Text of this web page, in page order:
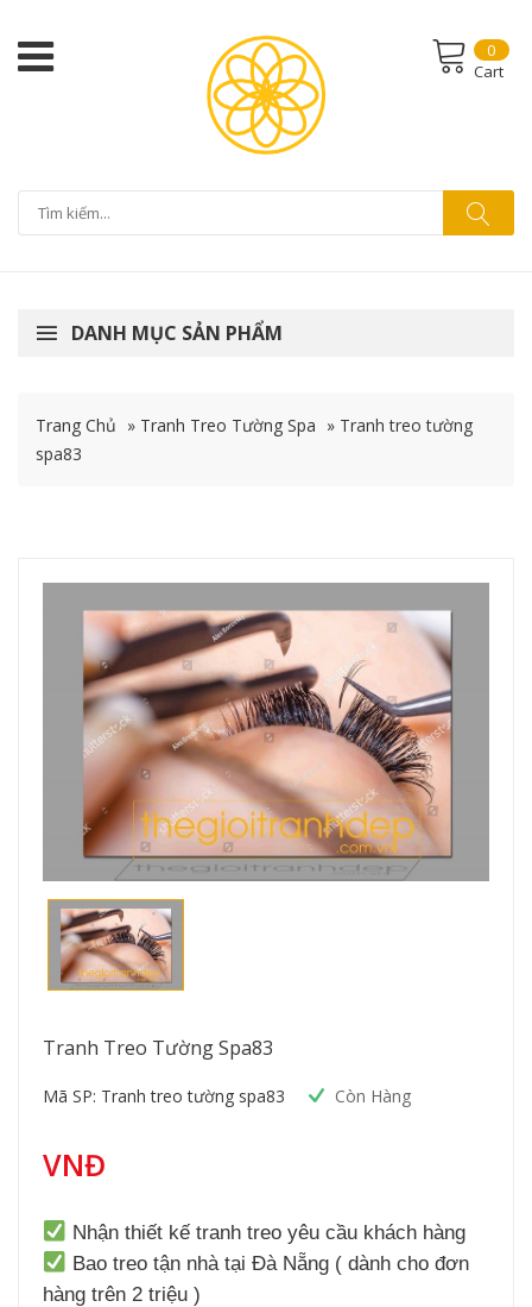
0
Cart
DANH MỤC SẢN PHẨM
Trang Chủ » Tranh Treo Tường Spa » Tranh treo tường
spa83
Tranh Treo Tường Spa83
Mã SP: Tranh treo tường spa83 Còn Hàng
VNĐ
Nhận thiết kế tranh treo yêu cầu khách hàng
Bao treo tận nhà tại Đà Nẵng ( dành cho đơn
hàng trên 2 triệu )